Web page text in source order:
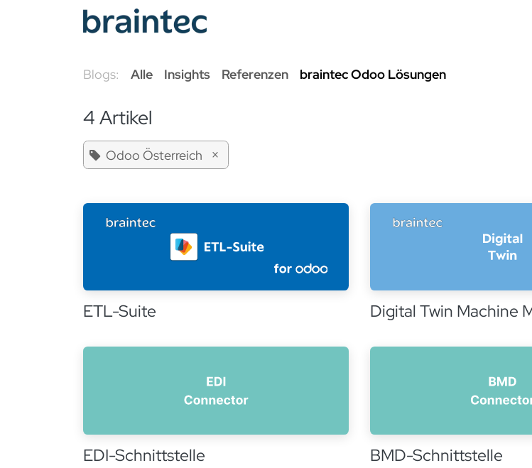
Zum Inhalt springen
Blogs: Alle Insights Referenzen braintec Odoo Lösungen
4 Artikel
Odoo Österreich ×
ETL-Suite Digital Twin Machine
EDI-Schnittstelle BMD-Schnittstelle